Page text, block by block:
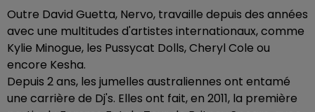
Outre David Guetta, Nervo, travaille depuis des années
avec une multitudes d'artistes internationaux, comme
Kylie Minogue, les Pussycat Dolls, Cheryl Cole ou
encore Kesha.
Depuis 2 ans, les jumelles australiennes ont entamé
une carrière de Dj's. Elles ont fait, en 2011, la première